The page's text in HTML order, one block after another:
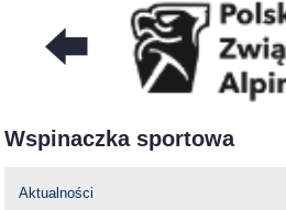
Wspinaczka sportowa
Aktualności